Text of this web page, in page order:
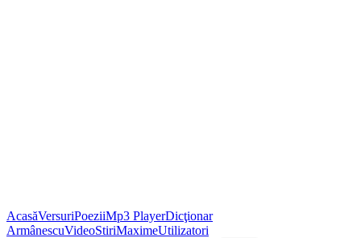
AcasăVersuriPoeziiMp3 PlayerDicţionar
ArmânescuVideoStiriMaximeUtilizatori